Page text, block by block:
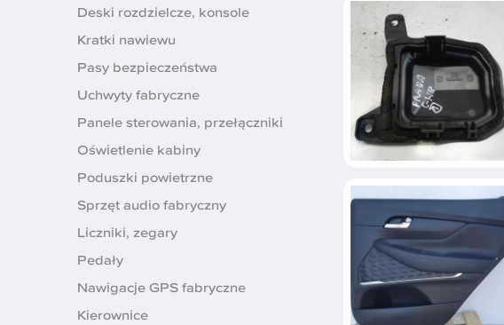
Deski rozdzielcze, konsole
Kratki nawiewu
Pasy bezpieczeństwa
Uchwyty fabryczne
Panele sterowania, przełączniki
Oświetlenie kabiny
Poduszki powietrzne
Sprzęt audio fabryczny
Liczniki, zegary
Pedały
Nawigacje GPS fabryczne
Kierownice